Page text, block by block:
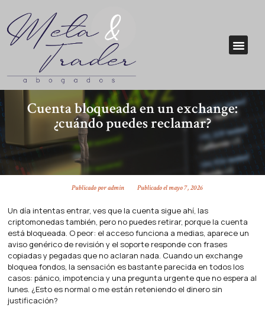
Cuenta bloqueada en un exchange:
¿cuándo puedes reclamar?
Publicado poradmin Publicado elmayo 7, 2026
Un día intentas entrar, ves que la cuenta sigue ahí, las
criptomonedas también, pero no puedes retirar, porque la cuenta
está bloqueada. O peor: el acceso funciona a medias, aparece un
aviso genérico de revisión y el soporte responde con frases
copiadas y pegadas que no aclaran nada. Cuando un exchange
bloquea fondos, la sensación es bastante parecida en todos los
casos: pánico, impotencia y una pregunta urgente que no espera al
lunes. ¿Esto es normal o me están reteniendo el dinero sin
justificación?